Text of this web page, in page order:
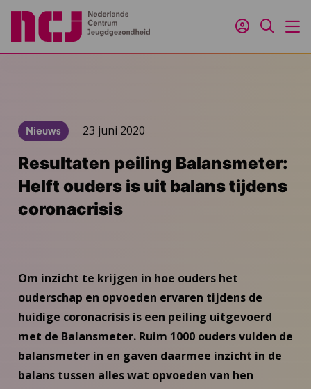
Inloggen
Zoeken
Nieuws 23 juni 2020
Resultaten peiling Balansmeter:
Helft ouders is uit balans tijdens
coronacrisis
Om inzicht te krijgen in hoe ouders het
ouderschap en opvoeden ervaren tijdens de
huidige coronacrisis is een peiling uitgevoerd
met de Balansmeter. Ruim 1000 ouders vulden de
balansmeter in en gaven daarmee inzicht in de
balans tussen alles wat opvoeden van hen